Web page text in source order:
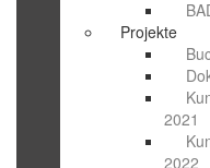
Projekte
2021
2022